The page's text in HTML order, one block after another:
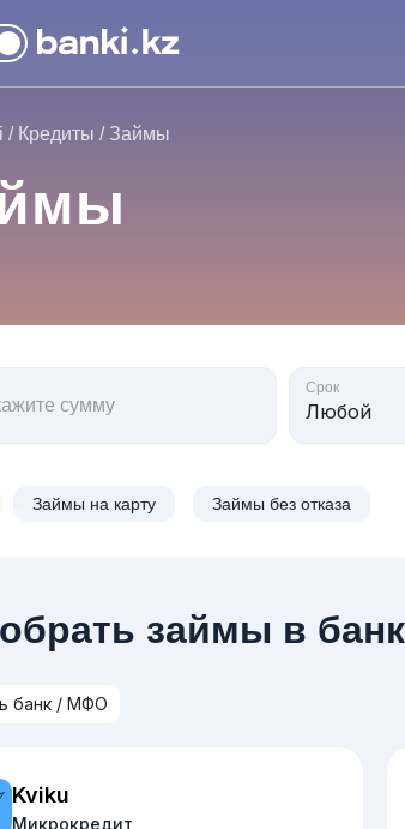
/ Кредиты / Займы
сумму
Срок
Займы на карту Займы без отказа
займы в
Kviku
Микрокредит